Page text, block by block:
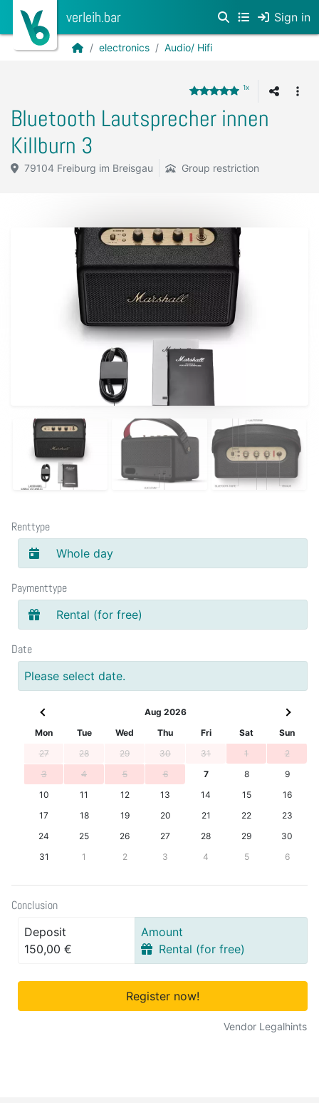
verleih.bar Sign in
electronics Audio/ Hifi
Bluetooth Lautsprecher innen
Killburn 3
1x
79104 Freiburg im Breisgau Group restriction
Renttype
Whole day
Paymenttype
Rental (for free)
Date
Please select date.
Aug 2026
Mon
Tue Wed Thu Fri Sat
Sun
27
28 29 30 31 1
2
3
4 5 6 7 8
9
10
11 12 13 14 15
16
17
18 19 20 21 22
23
24
25 26 27 28 29
30
31
1 2 3 4 5 6
Conclusion
Deposit
150,00 €
Amount
Rental (for free)
Register now!
Vendor Legalhints